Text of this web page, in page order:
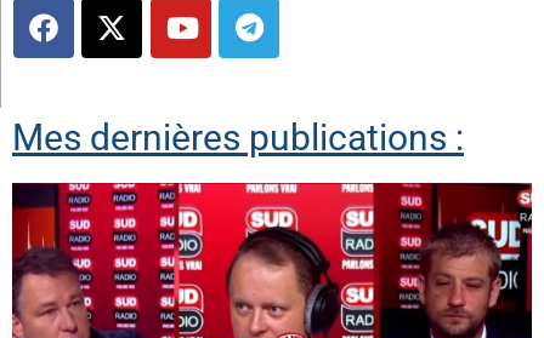
Mes dernières publications :